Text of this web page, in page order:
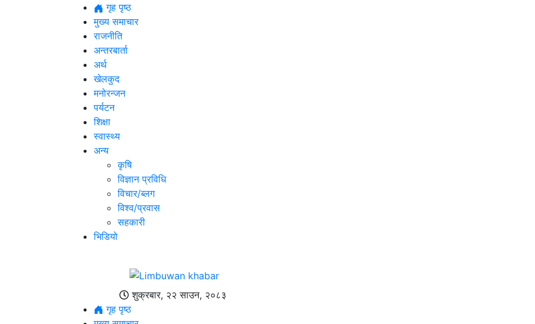
गृह पृष्ठ
मुख्य समाचार
राजनीति
अन्तरबार्ता
अर्थ
खेलकुद
मनोरन्जन
पर्यटन
शिक्षा
स्वास्थ्य
अन्य
कृषि
विज्ञान प्रविधि
विचार/ब्लग
विश्व/प्रवास
सहकारी
भिडियो
शुक्रबार, २२ साउन, २०८३
गृह पृष्ठ